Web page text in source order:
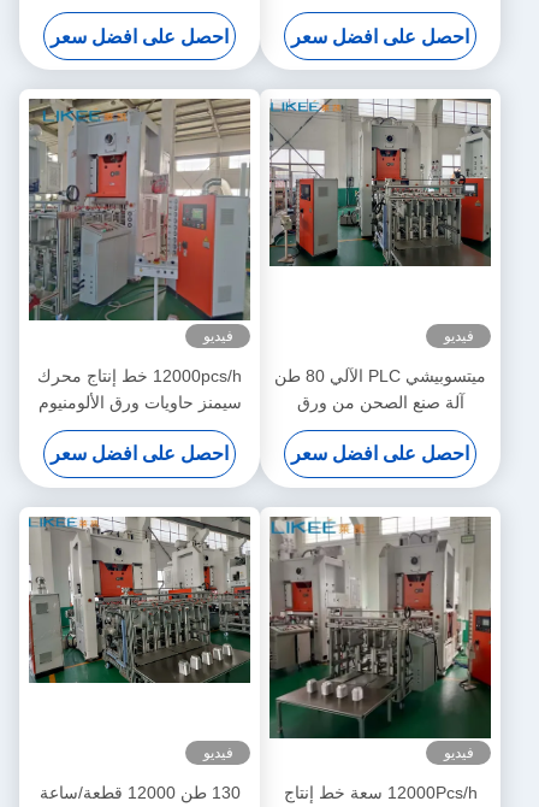
مع توسيع وتسميق الهيكل
احصل على افضل سعر
الألومنيوم
احصل على افضل سعر
فيديو
ميتسوبيشي PLC الآلي 80 طن
آلة صنع الصحن من ورق
الألومنيوم
احصل على افضل سعر
فيديو
12000pcs/h خط إنتاج محرك
سيمنز حاويات ورق الألومنيوم
مع إنتاجية عالية
احصل على افضل سعر
فيديو
12000Pcs/h سعة خط إنتاج
فيديو
130 طن 12000 قطعة/ساعة